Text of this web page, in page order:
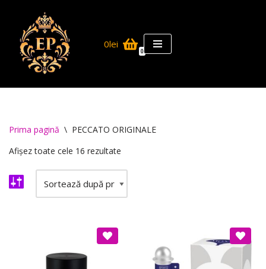
Skip
content
0lei
0
Prima pagină \ PECCATO ORIGINALE
Afișez toate cele 16 rezultate